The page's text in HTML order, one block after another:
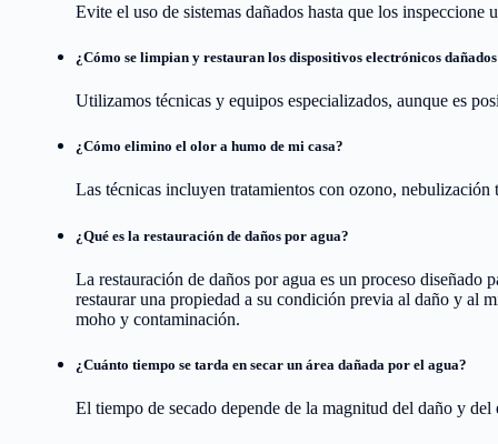
Evite el uso de sistemas dañados hasta que los
¿Cómo se limpian y restauran los dispositivos electrónicos
Utilizamos técnicas y equipos especializados, aunque es
¿Cómo elimino el olor a humo de mi casa?
Las técnicas incluyen tratamientos con ozono,
¿Qué es la restauración de daños por agua?
La restauración de daños por agua es un proceso
restaurar una propiedad a su condición previa al daño y al
moho y contaminación.
¿Cuánto tiempo se tarda en secar un área dañada por el agua?
El tiempo de secado depende de la magnitud del daño y